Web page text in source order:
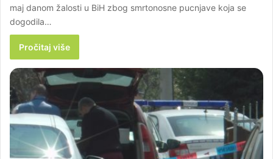
maj danom žalosti u BiH zbog smrtonosne pucnjave koja se
dogodila…
Pročitaj više